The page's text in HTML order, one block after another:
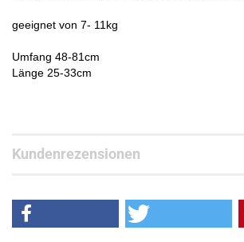
geeignet von 7- 11kg
Umfang 48-81cm
Länge 25-33cm
Kundenrezensionen